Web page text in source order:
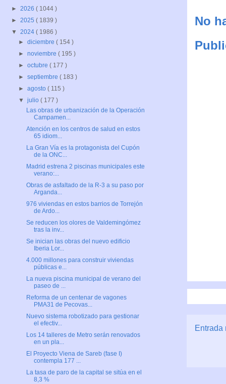
No
Entrada
► 2026 ( 1044 )
► 2025 ( 1839 )
▼ 2024 ( 1986 )
►diciembre( 154 )
►noviembre( 195 )
►octubre( 177 )
►septiembre( 183 )
►agosto( 115 )
▼julio( 177 )
Las obras de urbanización de la Operación
Campamen...
Atención en los centros de salud en estos
65 idiom...
La Gran Vía es la protagonista del Cupón
de la ONC...
Madrid estrena 2 piscinas municipales este
verano:...
Obras de asfaltado de la R-3 a su paso por
Arganda...
976 viviendas en estos barrios de Torrejón
de Ardo...
Se reducen los olores de Valdemingómez
tras la inv...
Se inician las obras del nuevo edificio
Iberia Lor...
4.000 millones para construir viviendas
públicas e...
La nueva piscina municipal de verano del
paseo de ...
Reforma de un centenar de vagones
PMA31 de Pecovas...
Nuevo sistema robotizado para gestionar
el efectiv...
Los 14 talleres de Metro serán renovados
en un pla...
El Proyecto Viena de Sareb (fase I)
contempla 177 ...
La tasa de paro de la capital se sitúa en el
8,3 %